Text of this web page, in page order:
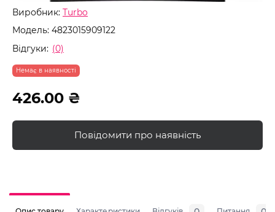
Виробник: Turbo
Модель: 4823015909122
Відгуки: (0)
Немає в наявності
426.00 ₴
Повідомити про наявність